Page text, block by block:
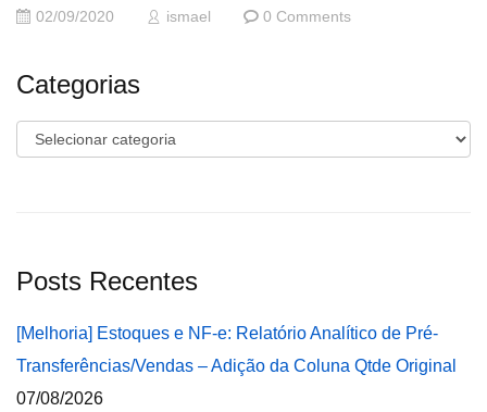
02/09/2020 ismael 0 Comments
Categorias
Categorias
Posts Recentes
[Melhoria] Estoques e NF-e: Relatório Analítico de Pré-
Transferências/Vendas – Adição da Coluna Qtde Original
07/08/2026